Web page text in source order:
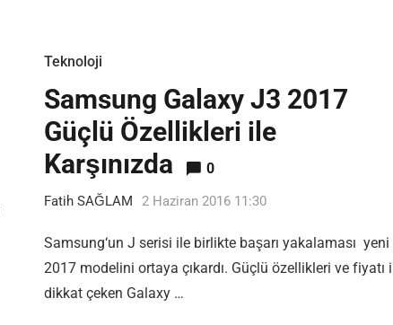
Teknoloji
Samsung Galaxy J3 2017
Güçlü Özellikleri ile
Karşınızda
0
Fatih SAĞLAM 2 Haziran 2016 11:30
Samsung‘un J serisi ile birlikte başarı yakalaması yeni
2017 modelini ortaya çıkardı. Güçlü özellikleri ve fiyatı
dikkat çeken Galaxy …